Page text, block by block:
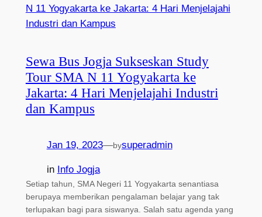
Sewa Bus Jogja Sukseskan Study
Tour SMA N 11 Yogyakarta ke
Jakarta: 4 Hari Menjelajahi Industri
dan Kampus
Jan 19, 2023—bysuperadmin
in Info Jogja
Setiap tahun, SMA Negeri 11 Yogyakarta senantiasa
berupaya memberikan pengalaman belajar yang tak
terlupakan bagi para siswanya. Salah satu agenda yang